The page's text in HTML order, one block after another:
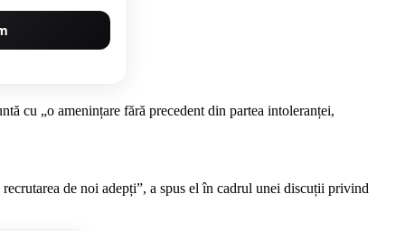
cu „o amenințare fără precedent din partea intoleranței,
de noi adepți”, a spus el în cadrul unei discuții privind